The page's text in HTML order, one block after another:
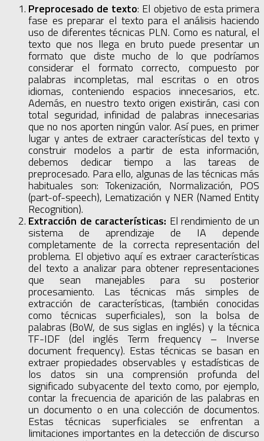
Preprocesado de texto: El objetivo de esta primera
fase es preparar el texto para el análisis haciendo
uso de diferentes técnicas PLN. Como es natural, el
texto que nos llega en bruto puede presentar un
formato que diste mucho de lo que podríamos
considerar el formato correcto, compuesto por
palabras incompletas, mal escritas o en otros
idiomas, conteniendo espacios innecesarios, etc.
Además, en nuestro texto origen existirán, casi con
total seguridad, infinidad de palabras innecesarias
que no nos aporten ningún valor. Así pues, en primer
lugar y antes de extraer características del texto y
construir modelos a partir de esta información,
debemos dedicar tiempo a las tareas de
preprocesado. Para ello, algunas de las técnicas más
habituales son: Tokenización, Normalización, POS
(part-of-speech), Lematización y NER (Named Entity
Recognition).
Extracción de características: El rendimiento de un
sistema de aprendizaje de IA depende
completamente de la correcta representación del
problema. El objetivo aquí es extraer características
del texto a analizar para obtener representaciones
que sean manejables para su posterior
procesamiento. Las técnicas más simples de
extracción de características, (también conocidas
como técnicas superficiales), son la bolsa de
palabras (BoW, de sus siglas en inglés) y la técnica
TF-IDF (del inglés Term frequency – Inverse
document frequency). Estas técnicas se basan en
extraer propiedades observables y estadísticas de
los datos sin una comprensión profunda del
significado subyacente del texto como, por ejemplo,
contar la frecuencia de aparición de las palabras en
un documento o en una colección de documentos.
Estas técnicas superficiales se enfrentan a
limitaciones importantes en la detección de discurso